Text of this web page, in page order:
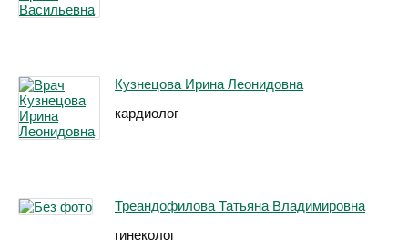
Кузнецова Ирина Леонидовна
кардиолог
Треандофилова Татьяна Владимировна
гинеколог